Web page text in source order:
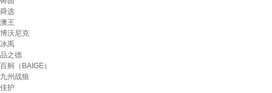
舜选
澳王
博沃尼克
冰禹
品之德
百舸（BAIGE）
九州战狼
佳护